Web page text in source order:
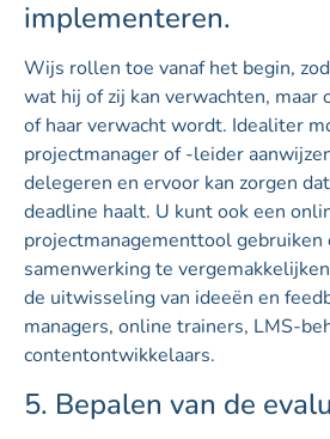
implementeren.
Wijs rollen toe vanaf het begin,
wat hij of zij kan verwachten, maar
of haar verwacht wordt. Idealiter
projectmanager of -leider
delegeren en ervoor kan zorgen
deadline haalt. U kunt ook een
projectmanagementtool gebruiken
samenwerking te
de uitwisseling van ideeën en
managers, online trainers, LMS-
contentontwikkelaars.
5. Bepalen van de